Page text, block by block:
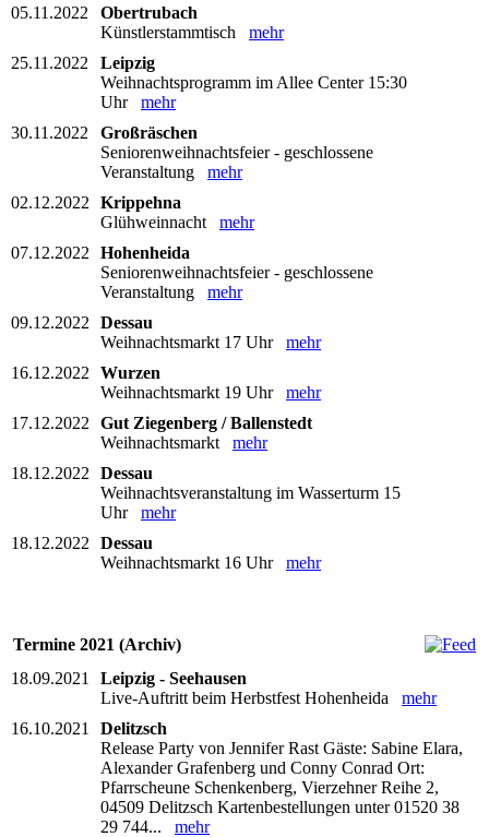
05.11.2022
Obertrubach
Künstlerstammtisch mehr
25.11.2022
Leipzig
Weihnachtsprogramm im Allee Center 15:30
Uhr mehr
30.11.2022
Großräschen
Seniorenweihnachtsfeier - geschlossene
Veranstaltung mehr
02.12.2022
Krippehna
Glühweinnacht mehr
07.12.2022
Hohenheida
Seniorenweihnachtsfeier - geschlossene
Veranstaltung mehr
09.12.2022
Dessau
Weihnachtsmarkt 17 Uhr mehr
16.12.2022
Wurzen
Weihnachtsmarkt 19 Uhr mehr
17.12.2022
Gut Ziegenberg / Ballenstedt
Weihnachtsmarkt mehr
18.12.2022
Dessau
Weihnachtsveranstaltung im Wasserturm 15
Uhr mehr
18.12.2022
Dessau
Weihnachtsmarkt 16 Uhr mehr
Termine 2021 (Archiv)
18.09.2021
Leipzig - Seehausen
Live-Auftritt beim Herbstfest Hohenheida mehr
16.10.2021
Delitzsch
Release Party von Jennifer Rast Gäste: Sabine Elara,
Alexander Grafenberg und Conny Conrad Ort:
Pfarrscheune Schenkenberg, Vierzehner Reihe 2,
04509 Delitzsch Kartenbestellungen unter 01520 38
29 744... mehr